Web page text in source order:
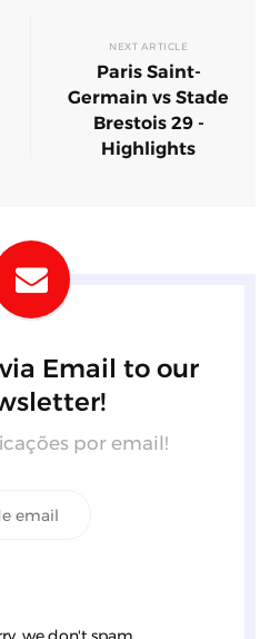
NEXT ARTICLE
Paris Saint-
Germain vs Stade
Brestois 29 -
Highlights
Email to our
por email!